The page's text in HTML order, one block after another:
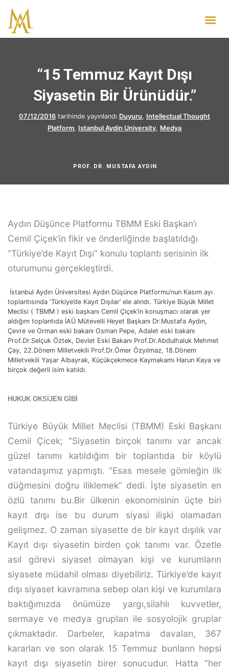
“15 Temmuz Kayıt Dışı
Siyasetin Bir Ürünüdür.”
07/12/2016 tarihinde yayınlandı Duyuru, Intellectual Thought
Platform, Istanbul Aydin University, Medya
PROF. DR. MUSTAFA AYDIN
Aydın Düşünce Platformu TBMM Eski Başkan’ı
Cemil Çiçek’in fikir ve önderliğinde başlatıldığı
“Türkiye’de Kayıt Dışı” konulu toplantı serisinin ilk
oturumunu gerçekleştirdi.
İstanbul Aydın Üniversitesi Aydın Düşünce Platformu’nun Kasım ayı
toplantısında ‘Türkiye’de Kayıt Dışılar’ ele alındı. Türkiye Büyük Millet
Meclisi ( TBMM ) eski başkanı Cemil Çiçek’in konuşmacı olarak yer
aldığım toplantıda İAÜ Mütevelli Heyet Başkanı Dr.Mustafa Aydın,
Çevre ve Orman eski bakanı Osman Pepe, Adalet eski bakanı
Prof.Dr.Selçuk Öztek, Devlet Eski Bakanı Prof.Dr.Abdulhaluk Mehmet
Çay, 22.Dönem Milletvekili Prof.Dr.Ömer Özyılmaz, 18.Dönem
Milletvekili Yaşar Albayrak, Küçükçekmece Kaymakamı Harun Kaya ve
birçok değerli isim katıldı.
HUKUK OKSİJEN GİBİ
Türkiye Büyük Millet Meclisi (TBMM) Eski Başkanı
Cemil Çicek; “Siyasetin birçok tanımı var ancak
güzel tanımı katıldığım bir toplantıda bir köylü
vatandaşımız yapmıştı. “Esas mesele gömleğin ilk
düğmesini doğru iliklemek” dedi. İşte siyasetin en
özlü tanımı bu.Bir ülkenin ekonomisinin üçte biri
kayıt dışı ise bu durum siyasi ilişki olamadan
gelişmez. O zaman siyasette de bir kayıt dışılık var
Kayıt dışı siyasetin birden çok tanımı var. Özetle
asıl görevi siyaset olmayan kişi ve kurumların
siyasete müdahil olması diyebiliriz. Türkiye’de kayıt
dışı siyaset kavramına sebep olan kişi ve kurumlara
baktığımızda önümüze yargı,silahlı kuvvetler,
sermaye ve medya grupları ile sosyolojik gruplar
çıkmaktadır. Darbeler, kapatma davaları, 367
kararları ve son olarak 15 Temmuz bunların hepsi
kayıt dışı siyasetin birer sonucudur. Hatta “her